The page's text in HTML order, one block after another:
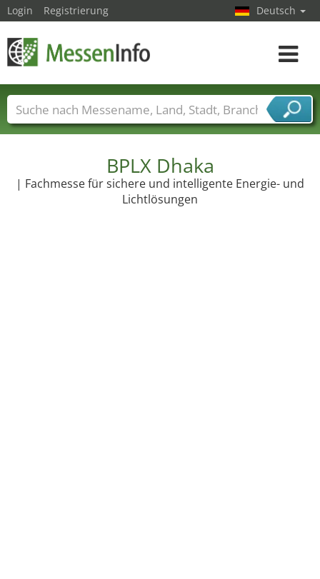
BPLX Dhaka
| Fachmesse für sichere und intelligente Energie- und
Lichtlösungen
Login Registrierung Deutsch
Toggle
Messenamen Länder Städte
Branchen